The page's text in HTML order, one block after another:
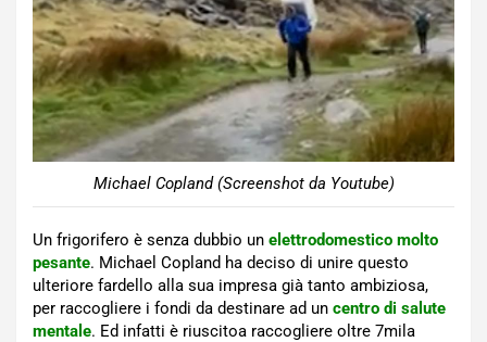
Michael Copland (Screenshot da Youtube)
Un frigorifero è senza dubbio un elettrodomestico molto
pesante. Michael Copland ha deciso di unire questo
ulteriore fardello alla sua impresa già tanto ambiziosa,
per raccogliere i fondi da destinare ad un centro di salute
mentale. Ed infatti è riuscitoa raccogliere oltre 7mila